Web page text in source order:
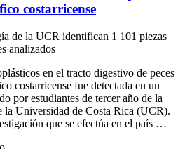
costarricense
de la UCR identifican 1 101 piezas
analizados
en el tracto digestivo de peces
costarricense fue detectada en un
por estudiantes de tercer año de la
la Universidad de Costa Rica (UCR).
que se efectúa en el país …